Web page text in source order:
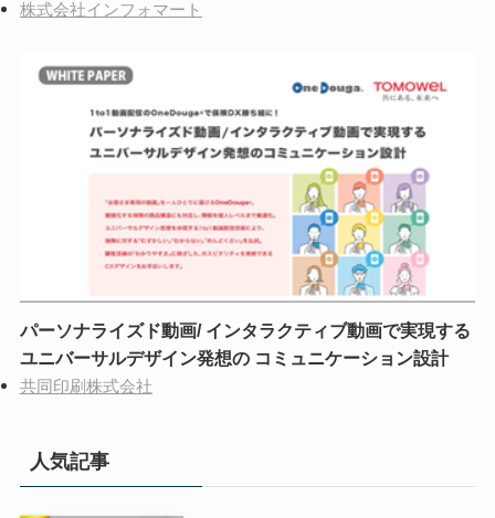
株式会社インフォマート
パーソナライズド動画/ インタラクティブ動画で実現する
ユニバーサルデザイン発想の コミュニケーション設計
共同印刷株式会社
人気記事